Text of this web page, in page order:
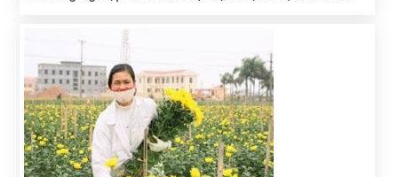
quản lý chất lượng nông sản vẫn còn quá nhiều việc
phải làm khi có tới 30-60% số cơ sở kinh doanh
chưa đạt yêu cầu.